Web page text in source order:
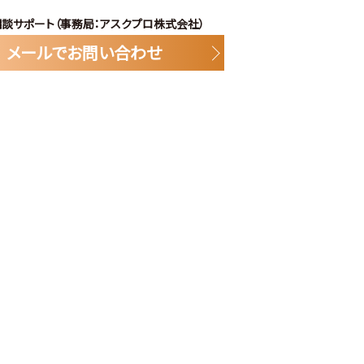
サポート（事務局：アスクプロ株式会社）
メールでお問い合わせ